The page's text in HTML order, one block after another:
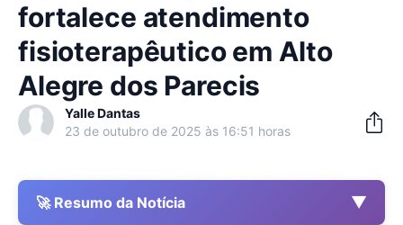
fortalece atendimento
fisioterapêutico em Alto
Alegre dos Parecis
Yalle Dantas
23 de outubro de 2025 às 16:51 horas
🚀 Resumo da Notícia ▼